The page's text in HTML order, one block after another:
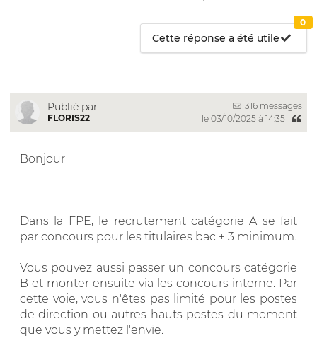
Cette réponse a été utile
0
Publié par
FLORIS22
316 messages
le 03/10/2025 à 14:35
Bonjour
Dans la FPE, le recrutement catégorie A se fait
par concours pour les titulaires bac + 3 minimum.
Vous pouvez aussi passer un concours catégorie
B et monter ensuite via les concours interne. Par
cette voie, vous n'êtes pas limité pour les postes
de direction ou autres hauts postes du moment
que vous y mettez l'envie.